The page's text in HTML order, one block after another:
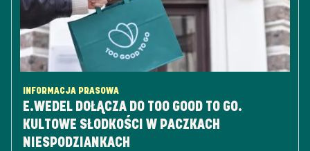
INFORMACJA PRASOWA
E.WEDEL DOŁĄCZA DO TOO GOOD TO GO.
KULTOWE SŁODKOŚCI W PACZKACH
NIESPODZIANKACH